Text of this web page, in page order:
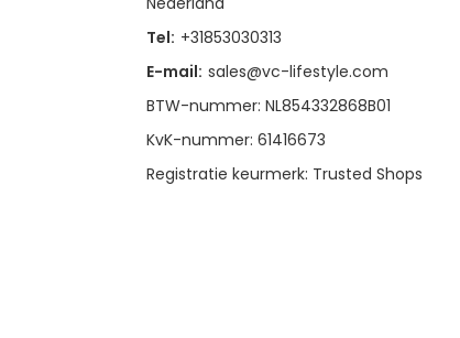
Tel: +31853030313
E-mail: sales@vc-lifestyle.com
BTW-nummer: NL854332868B01
KvK-nummer: 61416673
Registratie keurmerk: Trusted Shops